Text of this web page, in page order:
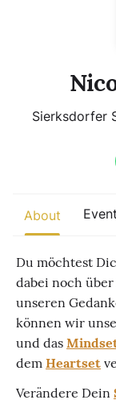
Find
Sierksdorfer
About
Du möchtest
dabei noch
unseren
können wir
und das
dem Heartset
Verändere Dein